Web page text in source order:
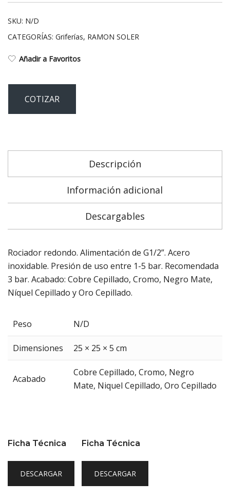
SKU: N/D
CATEGORÍAS: Griferías, RAMON SOLER
Añadir a Favoritos
COTIZAR
Descripción
Información adicional
Descargables
Rociador redondo. Alimentación de G1/2”. Acero
inoxidable. Presión de uso entre 1-5 bar. Recomendada
3 bar. Acabado: Cobre Cepillado, Cromo, Negro Mate,
Níquel Cepillado y Oro Cepillado.
Peso N/D
Dimensiones 25 × 25 × 5 cm
Acabado
Cobre Cepillado, Cromo, Negro
Mate, Niquel Cepillado, Oro Cepillado
Ficha Técnica
DESCARGAR
Ficha Técnica
DESCARGAR